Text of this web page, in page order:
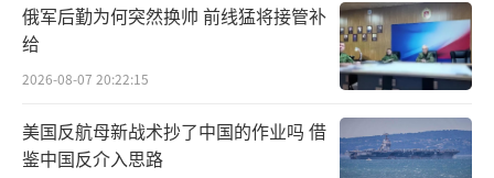
俄军后勤为何突然换帅 前线猛将接管补
给
2026-08-07 20:22:15
美国反航母新战术抄了中国的作业吗 借
鉴中国反介入思路